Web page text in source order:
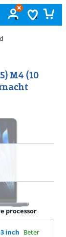
M4 (10
processor
inch Beter